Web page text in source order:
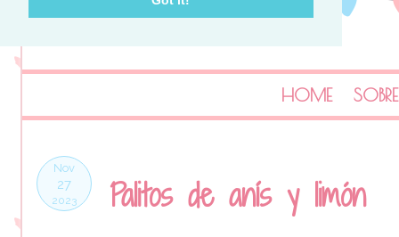
HOME
Nov
27
2023 Palitos de anís y limón